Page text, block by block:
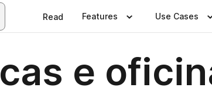
Read Features Use Cases
e